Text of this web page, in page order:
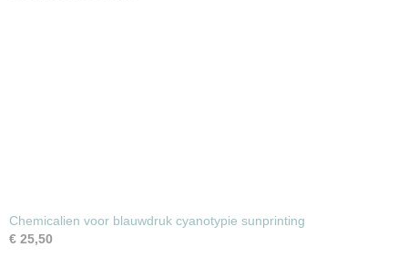
Chemicalien voor blauwdruk cyanotypie sunprinting
€ 25,50